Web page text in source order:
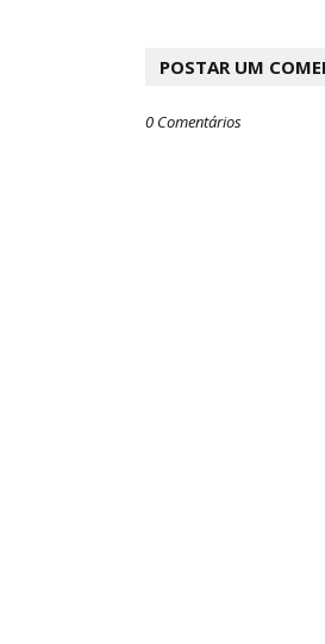
POSTAR UM
0 Comentários